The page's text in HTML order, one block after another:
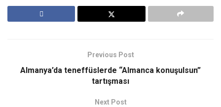
Previous Post
Almanya’da teneffüslerde “Almanca konuşulsun”
tartışması
Next Post